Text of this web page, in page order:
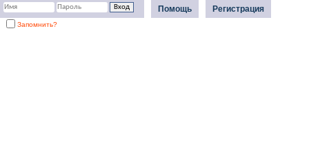
Регистрация
Помощь
Запомнить?